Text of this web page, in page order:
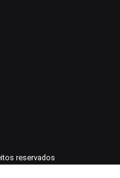
reservados